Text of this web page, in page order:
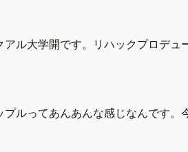
ル大学開です。リハックプロデ
ルってあんあんな感じなんです。